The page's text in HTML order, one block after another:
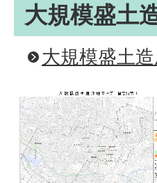
大規模盛土
大規模盛土